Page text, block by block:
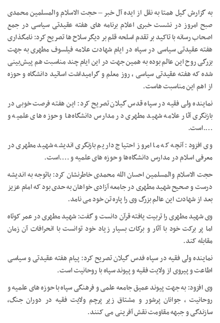
به گزارش گیل همتا به نقل از ایده آل خبر – حجت الاسلام والمسلمین محمدی
صبح امروز در نشست خبری اعلام برنامه های هفته عقیدتی سیاسی در جمع
اصحاب رسانه با تاکید بر تقدم اسلحه قلم بر دیگر سلاح ها تصریح کرد: نامگذاری
هفته عقیدتی سیاسی در سپاه در ایام شهادت علامه فیلسوف مطهری به جهت
بزرگی روح این عالم بوده به همین جهت در این ایام چند مناسبت هم پیش‌بینی
شده که هفته عقیدتی سیاسی ، روز معلم و گرامیداشت اساتید دانشگاه و حوزه
از اهم این مناسبت هاست.
نماینده ولی فقیه در سپاه قدس گیلان تصریح کرد: این هفته فرصت خوبی در
بازنگری آثار علامه شهید مطهری در مدارس دانشگاه‌ها و حوزه های علمیه و
….است.
وی افزود: آنچه که ما امروز احتیاج داریم بازنگری اندیشه شهید مطهری در
معرفی اسلام در مدارس دانشگاه‌ها و حوزه های علمیه و ….است.
حجت الاسلام والمسلمین احسان الله محمدی خاطرنشان کرد: باتوجه به اندیشه
درست و صحیح شهید مطهری در جامعه آزادی خواهان به حدی بود که امام عزیز
بعد از شهادت این عالم بزرگ وی را پاره تن خود می نامد.
وی شهید مطهری را تربیت یافته قرآن دانست و گفت: شهید مطهری در عمر کوتاه
اما پر برکت خود با آثار و برکات بسیار زیاد خود توانست با انحرافات آن زمان
مقابله کند.
نماینده ولی فقیه در سپاه فدس گیلان تصریح کرد: پیام هفته عقیدتی و سیاسی
اطاعت و پیروی از ولایت فقیه و پیوند سپاه با روحانیت است.
وی افزود: به جهت پیوند عمیق جامعه علمی و فرهنگی سپاه با حوزه های علمیه و
روحانیت ، جوانان پرشور و مشتاق زیر پرچم ولایت فقیه در دوران جنگ،
سازندگی و جبهه مقاومت نقش آفرینی می کنند.